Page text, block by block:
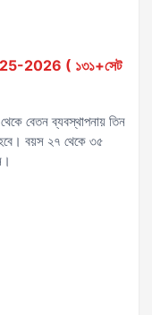
2026 ( ১৩১+সেট
বেতন ব্যবস্থাপনায় তিন
হবে। বয়স ২৭ থেকে ৩৫